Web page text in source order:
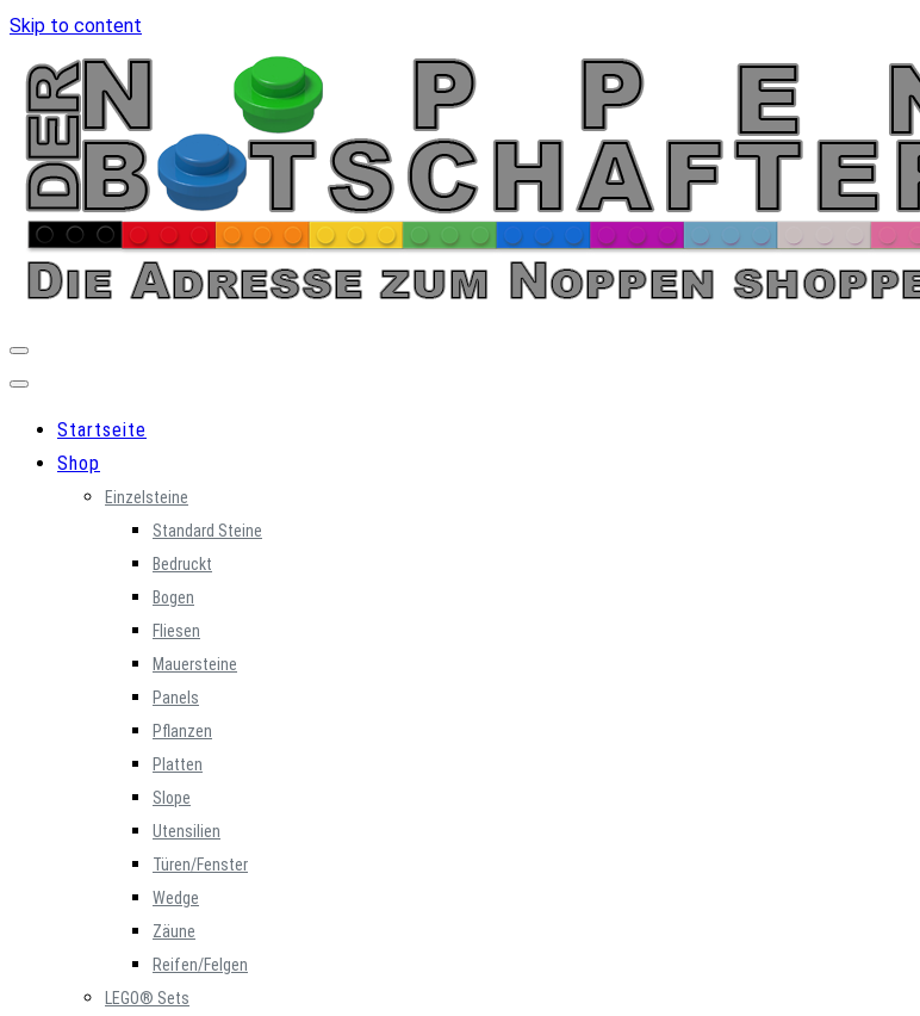
Skip to content
Startseite
Shop
Einzelsteine
Standard Steine
Bedruckt
Bogen
Fliesen
Mauersteine
Panels
Pflanzen
Platten
Slope
Utensilien
Türen/Fenster
Wedge
Zäune
Reifen/Felgen
LEGO® Sets